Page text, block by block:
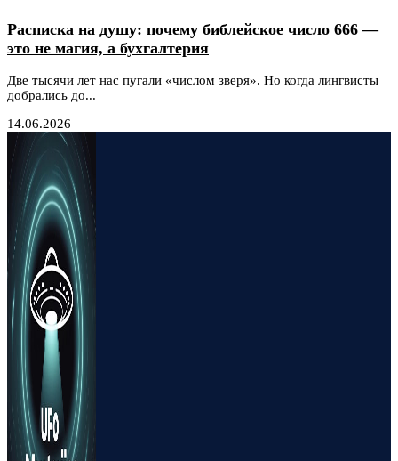
Расписка на душу: почему библейское число 666 —
это не магия, а бухгалтерия
Две тысячи лет нас пугали «числом зверя». Но когда лингвисты
добрались до...
14.06.2026